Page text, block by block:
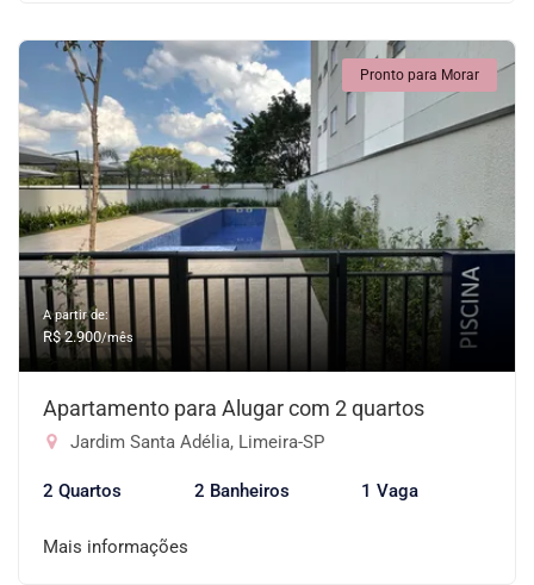
Pronto para Morar
A partir de:
R$ 2.900/mês
Apartamento para Alugar com 2 quartos
Jardim Santa Adélia, Limeira-SP
2 Quartos 2 Banheiros 1 Vaga
Mais informações